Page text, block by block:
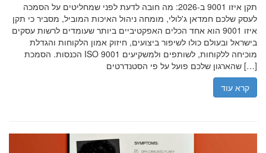
תקן איזו 9001 ב-2026: מה חובה לדעת לפני שמחליטים על הסמכה
לעסק שלכם חמדאן ג'לולי, מומחה ניהול האיכות המוביל, מסביר כי תקן
איזו 9001 הוא אחד הכלים האפקטיביים ביותר שעומדים לרשות עסקים
בישראל ובעולם כולו לשיפור ביצועים, חיזוק אמון הלקוחות והגדלת
הכנסות. הסמכת ISO 9001 מוכיחה ללקוחות, לשותפים ולמשקיעים
שהארגון שלכם פועל על פי הסטנדרטים […]
קרא עוד